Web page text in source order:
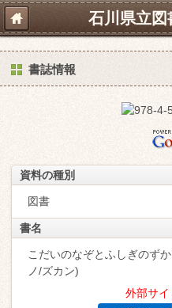
石川県立図
書誌情報
資料の種別
図書
書名
こだいのなぞとふしぎのず
ノ/ズカン)
外部サ